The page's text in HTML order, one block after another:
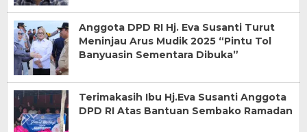
Anggota DPD RI Hj. Eva Susanti Turut
Meninjau Arus Mudik 2025 “Pintu Tol
Banyuasin Sementara Dibuka”
Terimakasih Ibu Hj.Eva Susanti Anggota
DPD RI Atas Bantuan Sembako Ramadan